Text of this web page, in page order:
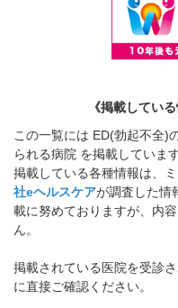
《掲載してい
この一覧には ED(勃起不全)
られる病院 を掲載しています
掲載している各種情報は、
社eヘルスケアが調査した情
載に努めておりますが、内
ん。
掲載されている医院を受診
に直接ご確認ください。